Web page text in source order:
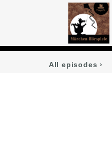
All episodes ›